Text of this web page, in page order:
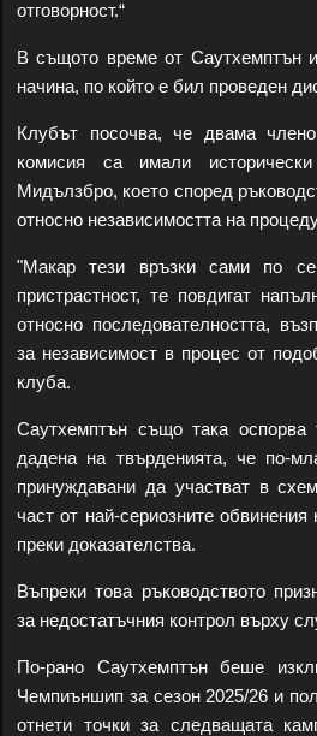
отговорност.“
В същото време от Саутхемптън
начина, по който е бил проведен
Клубът посочва, че двама
комисия са имали
Мидълзбро, което според
относно независимостта на
"Макар тези връзки сами по
пристрастност, те повдигат
относно последователността,
за независимост в процес от
клуба.
Саутхемптън също така оспорва
дадена на твърденията, че по-
принуждавани да участват в
част от най-сериозните
преки доказателства.
Въпреки това ръководството
за недостатъчния контрол върху
По-рано Саутхемптън беше
Чемпиъншип за сезон 2025/26 и
отнети точки за следващата